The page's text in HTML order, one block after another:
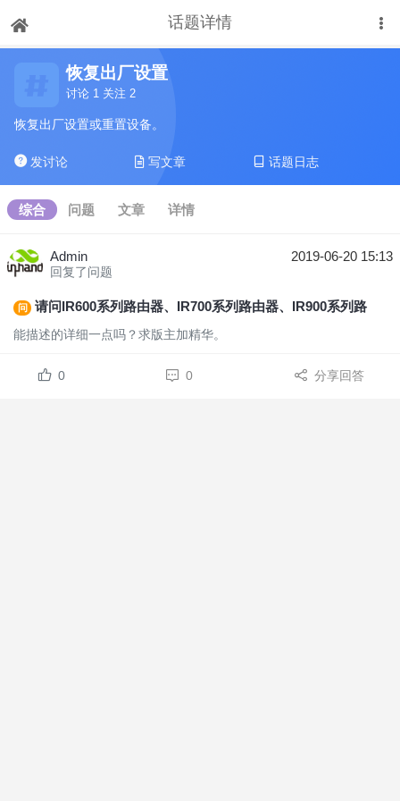
话题详情
下拉刷新
恢复出厂设置
讨论 1 关注 2
恢复出厂设置或重置设备。
发讨论 写文章 话题日志
综合 问题 文章 详情
Admin
回复了问题
2019-06-20 15:13
问 请问IR600系列路由器、IR700系列路由器、IR900系列路由器的恢复出厂设置分别是如何操作的？
能描述的详细一点吗？求版主加精华。
0 0 分享回答